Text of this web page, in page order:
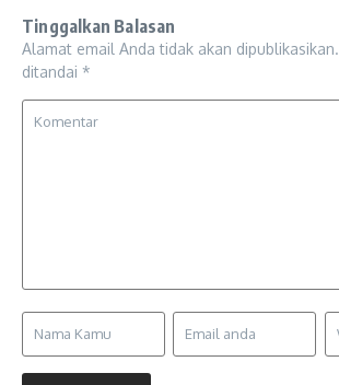
Tinggalkan Balasan
Alamat email Anda tidak akan dipublikasikan.
ditandai *